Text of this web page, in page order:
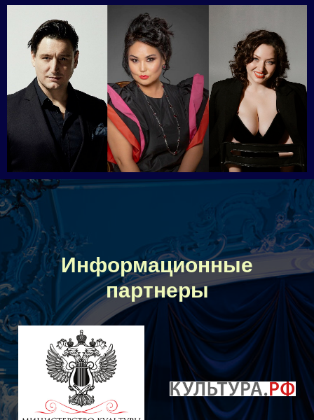
Информационные
партнеры